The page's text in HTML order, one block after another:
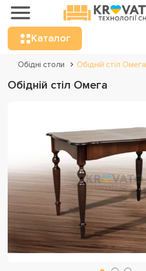
Каталог
Обідні столи Обідній стіл Омега
Обідній стіл Омега